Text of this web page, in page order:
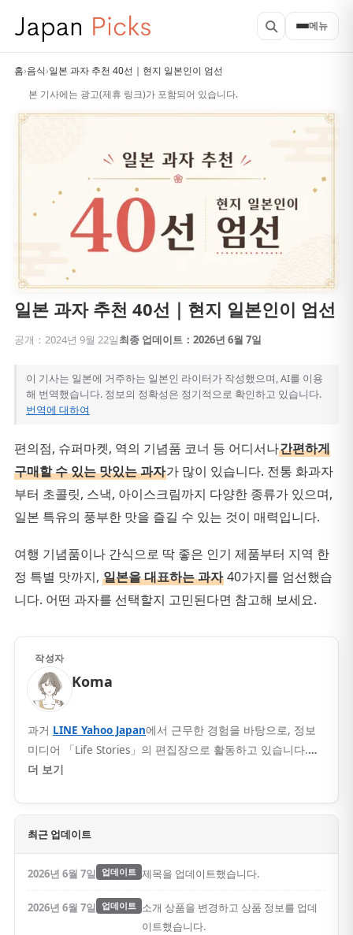
메뉴
홈›음식›일본 과자 추천 40선｜현지 일본인이 엄선
본 기사에는 광고(제휴 링크)가 포함되어 있습니다.
일본 과자 추천 40선｜현지 일본인이 엄선
공개：2024년 9월 22일최종 업데이트：2026년 6월 7일
이 기사는 일본에 거주하는 일본인 라이터가 작성했으며, AI를 이용
해 번역했습니다. 정보의 정확성은 정기적으로 확인하고 있습니다.
번역에 대하여
편의점, 슈퍼마켓, 역의 기념품 코너 등 어디서나간편하게
구매할 수 있는 맛있는 과자가 많이 있습니다. 전통 화과자
부터 초콜릿, 스낵, 아이스크림까지 다양한 종류가 있으며,
일본 특유의 풍부한 맛을 즐길 수 있는 것이 매력입니다.
여행 기념품이나 간식으로 딱 좋은 인기 제품부터 지역 한
정 특별 맛까지, 일본을 대표하는 과자 40가지를 엄선했습
니다. 어떤 과자를 선택할지 고민된다면 참고해 보세요.
작성자
Koma
과거 LINE Yahoo Japan에서 근무한 경험을 바탕으로, 정보
미디어 「Life Stories」의 편집장으로 활동하고 있습니다.…
더 보기
최근 업데이트
2026년 6월 7일 업데이트 제목을 업데이트했습니다.
2026년 6월 7일 업데이트 소개 상품을 변경하고 상품 정보를 업데
이트했습니다.